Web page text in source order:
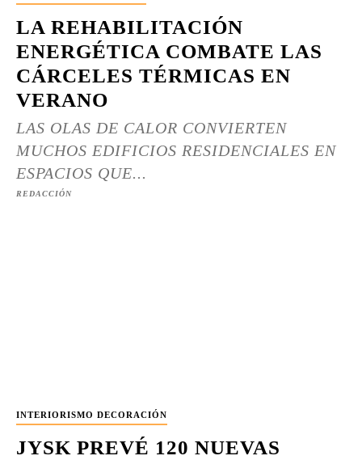
LA REHABILITACIÓN
ENERGÉTICA COMBATE LAS
CÁRCELES TÉRMICAS EN
VERANO
LAS OLAS DE CALOR CONVIERTEN
MUCHOS EDIFICIOS RESIDENCIALES EN
ESPACIOS QUE...
REDACCIÓN
INTERIORISMO DECORACIÓN
JYSK PREVÉ 120 NUEVAS